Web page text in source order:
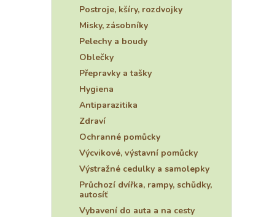
Postroje, kšíry, rozdvojky
Misky, zásobníky
Pelechy a boudy
Oblečky
Přepravky a tašky
Hygiena
Antiparazitika
Zdraví
Ochranné pomůcky
Výcvikové, výstavní pomůcky
Výstražné cedulky a samolepky
Průchozí dvířka, rampy, schůdky,
autosíť
Vybavení do auta a na cesty